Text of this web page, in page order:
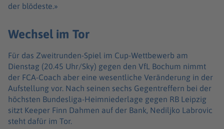
der blödeste.»
Wechsel im Tor
Für das Zweitrunden-Spiel im Cup-Wettbewerb am
Dienstag (20.45 Uhr/Sky) gegen den VfL Bochum nimmt
der FCA-Coach aber eine wesentliche Veränderung in der
Aufstellung vor. Nach seinen sechs Gegentreffern bei der
höchsten Bundesliga-Heimniederlage gegen RB Leipzig
sitzt Keeper Finn Dahmen auf der Bank, Nediljko Labrovic
steht dafür im Tor.